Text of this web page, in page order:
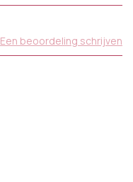
Een beoordeling schrijven